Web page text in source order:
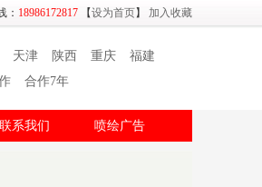
： 18986172817 【设为首页】 加入收藏
天津 陕西 重庆
福建
合作7年
联系我们 喷绘广告